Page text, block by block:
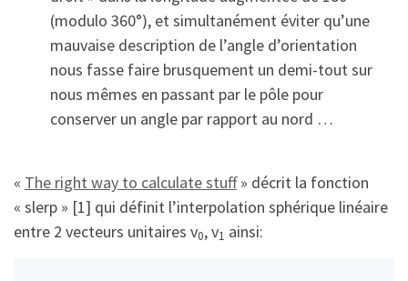
(modulo 360°), et simultanément éviter qu’une
mauvaise description de l’angle d’orientation
nous fasse faire brusquement un demi-tout sur
nous mêmes en passant par le pôle pour
conserver un angle par rapport au nord …
« The right way to calculate stuff» décrit la fonction
« slerp » [1] qui définit l’interpolation sphérique linéaire
entre 2 vecteurs unitaires v0, v1 ainsi: